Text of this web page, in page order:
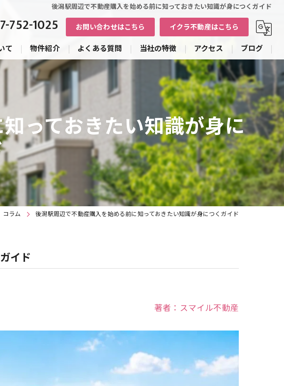
後潟駅周辺で不動産購入を始める前に知っておきたい知識が身につくガイド
752-1025 お問い合わせはこちら イクラ不動産はこちら
て 物件紹介 よくある質問 当社の特徴
戸建て
マンション
アパート
売却
アクセス ブログ
っておきたい知識が身に
コラム 後潟駅周辺で不動産購入を始める前に知っておきたい知識が身につくガイド
イド
著者：スマイル不動産